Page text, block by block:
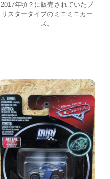
2017年頃？に販売されていたブ
リスタータイプのミニミニカー
ズ。